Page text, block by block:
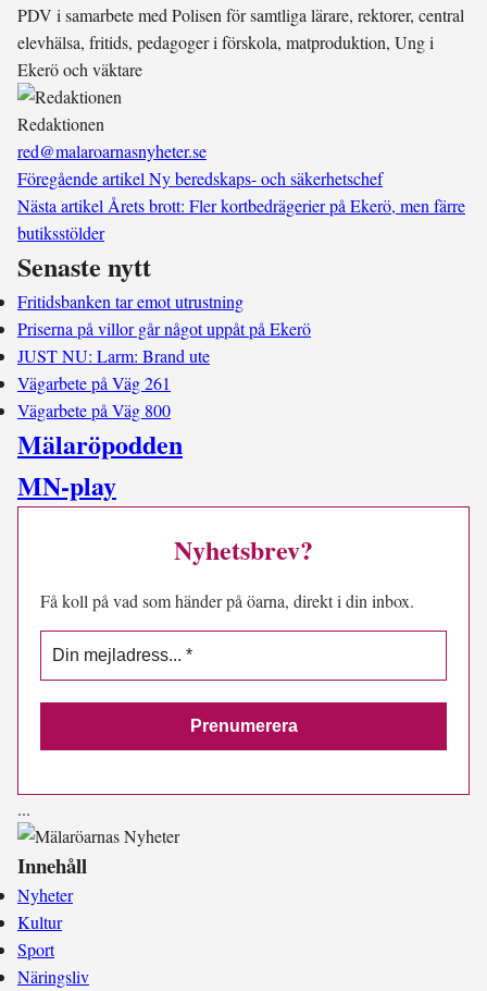
PDV i samarbete med Polisen för samtliga lärare, rektorer, central
elevhälsa, fritids, pedagoger i förskola, matproduktion, Ung i
Ekerö och väktare
Redaktionen
red@malaroarnasnyheter.se
Föregående artikel Ny beredskaps- och säkerhetschef
Nästa artikel Årets brott: Fler kortbedrägerier på Ekerö, men färre
butiksstölder
Senaste nytt
Fritidsbanken tar emot utrustning
Priserna på villor går något uppåt på Ekerö
JUST NU: Larm: Brand ute
Vägarbete på Väg 261
Vägarbete på Väg 800
Mälaröpodden
MN-play
Nyhetsbrev?
Få koll på vad som händer på öarna, direkt i din inbox.
...
Innehåll
Nyheter
Kultur
Sport
Näringsliv